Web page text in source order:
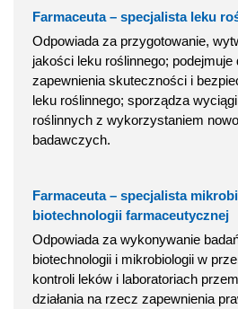
Farmaceuta – specjalista leku
Odpowiada za przygotowanie,
jakości leku roślinnego; podejmuje
zapewnienia skuteczności i
leku roślinnego; sporządza
roślinnych z wykorzystaniem
badawczych.
Farmaceuta – specjalista
biotechnologii farmaceutycznej
Odpowiada za wykonywanie
biotechnologii i mikrobiologii w
kontroli leków i laboratoriach
działania na rzecz zapewnienia